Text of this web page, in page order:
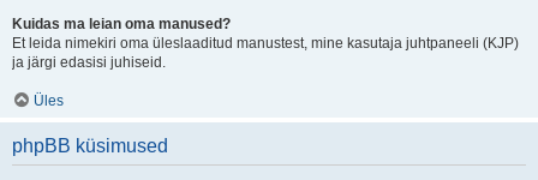
Kuidas ma leian oma manused?
Et leida nimekiri oma üleslaaditud manustest, mine kasutaja juhtpaneeli (KJP)
ja järgi edasisi juhiseid.
Üles
phpBB küsimused